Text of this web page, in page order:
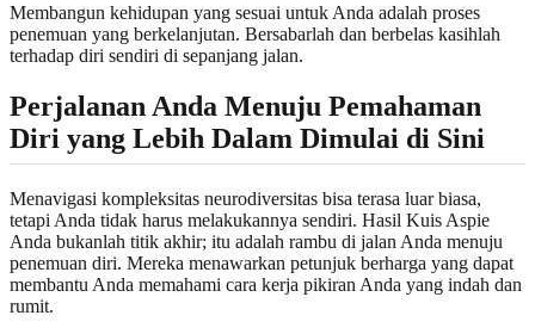
Membangun kehidupan yang sesuai untuk Anda adalah proses
penemuan yang berkelanjutan. Bersabarlah dan berbelas kasihlah
terhadap diri sendiri di sepanjang jalan.
Perjalanan Anda Menuju Pemahaman
Diri yang Lebih Dalam Dimulai di Sini
Menavigasi kompleksitas neurodiversitas bisa terasa luar biasa,
tetapi Anda tidak harus melakukannya sendiri. Hasil Kuis Aspie
Anda bukanlah titik akhir; itu adalah rambu di jalan Anda menuju
penemuan diri. Mereka menawarkan petunjuk berharga yang dapat
membantu Anda memahami cara kerja pikiran Anda yang indah dan
rumit.